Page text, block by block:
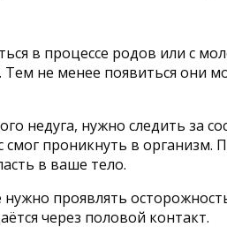
в процессе родов или с
Тем не менее появиться
недуга, нужно следить
проникнуть в
в ваше тело.
проявлять
через половой контакт.